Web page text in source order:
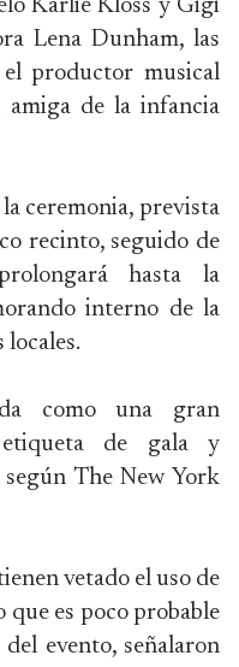
Karlie Kloss y Gigi
Lena Dunham, las
productor musical
amiga de la infancia
ceremonia, prevista
recinto, seguido de
hasta la
interno de la
como una gran
de gala y
The New York
vetado el uso de
que es poco probable
evento, señalaron